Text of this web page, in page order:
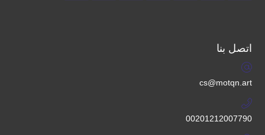
اتصل بنا
cs@motqn.art
00201212007790